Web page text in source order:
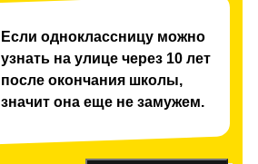
Если одноклассницу можно
узнать на улице через 10 лет
после окончания школы,
значит она еще не замужем.